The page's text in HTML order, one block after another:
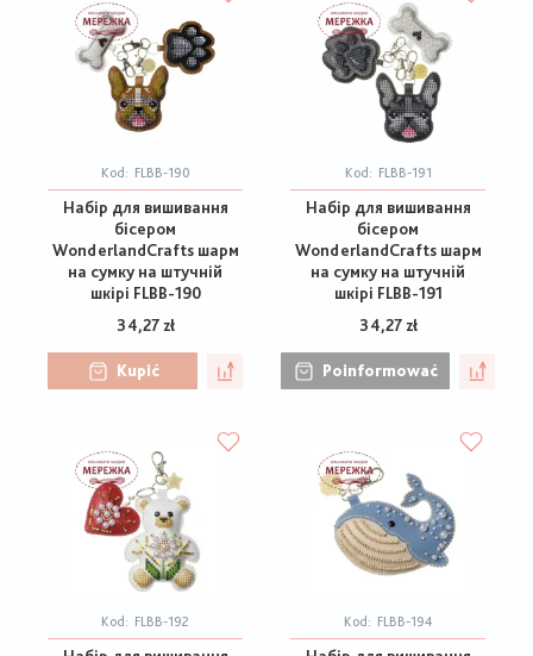
Kod: FLBB-190
Набір для вишивання
бісером
WonderlandCrafts шарм
на сумку на штучній
шкірі FLBB-190
34,27 zł
Kupić
Kod: FLBB-191
Набір для вишивання
бісером
WonderlandCrafts шарм
на сумку на штучній
шкірі FLBB-191
34,27 zł
Poinformować
Kod: FLBB-192 Kod: FLBB-194